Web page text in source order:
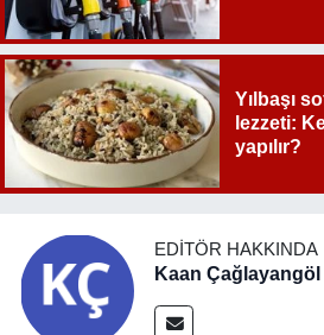
Yılbaşı
lezzeti:
yapılır?
EDITÖR HAKKINDA
Kaan Çağlayangöl